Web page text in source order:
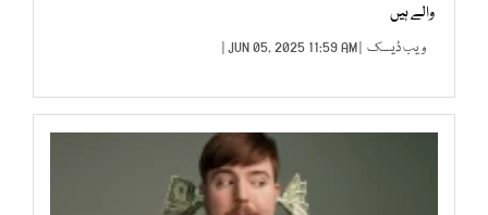
والے ہیں
ویب ڈیسک | JUN 05, 2025 11:59 AM |